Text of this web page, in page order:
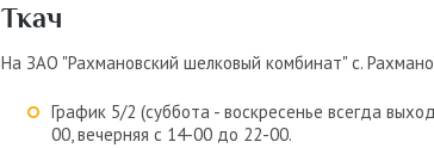
Ткач
На ЗАО "Рахмановский шелковый комбинат" с.
График 5/2 (суббота - воскресенье всегда
00, вечерняя с 14-00 до 22-00.